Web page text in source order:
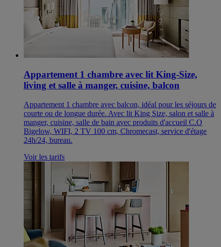
Appartement 1 chambre avec lit King-Size,
living et salle à manger, cuisine, balcon
Appartement 1 chambre avec balcon, idéal pour les séjours de
courte ou de longue durée. Avec lit King Size, salon et salle à
manger, cuisine, salle de bain avec produits d'accueil C.O
Bigelow, WIFI, 2 TV 100 cm, Chromecast, service d'étage
24h/24, bureau.
Voir les tarifs